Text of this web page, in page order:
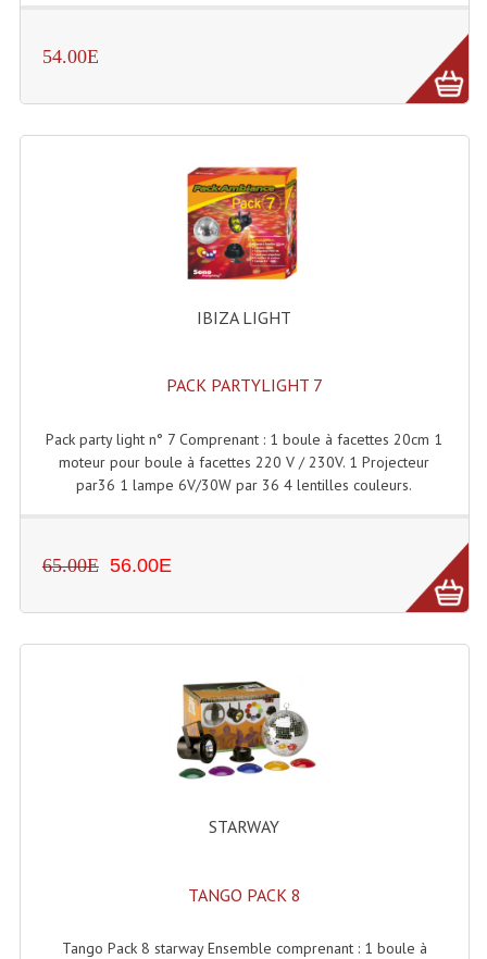
54.00E
IBIZA LIGHT
PACK PARTYLIGHT 7
Pack party light n° 7 Comprenant : 1 boule à facettes 20cm 1
moteur pour boule à facettes 220 V / 230V. 1 Projecteur
par36 1 lampe 6V/30W par 36 4 lentilles couleurs.
65.00E 56.00E
STARWAY
TANGO PACK 8
Tango Pack 8 starway Ensemble comprenant : 1 boule à